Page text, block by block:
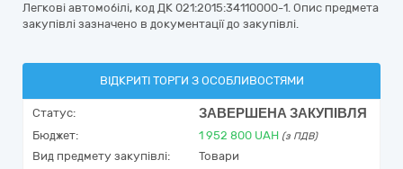
Легкові автомобілі, код ДК 021:2015:34110000-1. Опис предмета
закупівлі зазначено в документації до закупівлі.
ВІДКРИТІ ТОРГИ З ОСОБЛИВОСТЯМИ
Статус: ЗАВЕРШЕНА ЗАКУПІВЛЯ
Бюджет: 1 952 800 UAH (з ПДВ)
Вид предмету закупівлі:
Товари